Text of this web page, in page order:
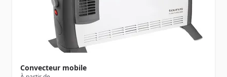
Convecteur mobile